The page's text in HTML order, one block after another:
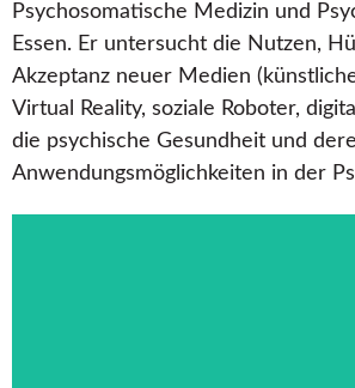
Psychosomatische Medizin und
Essen. Er untersucht die Nutzen,
Akzeptanz neuer Medien
Virtual Reality, soziale Roboter,
die psychische Gesundheit und
Anwendungsmöglichkeiten in der